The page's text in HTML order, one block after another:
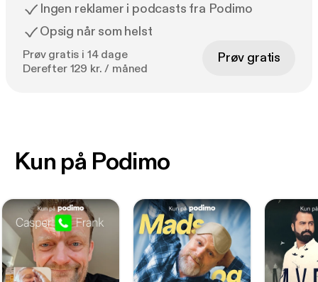
Ingen reklamer i podcasts fra Podimo
Opsig når som helst
Prøv gratis i 14 dage
Derefter 129 kr. / måned
Prøv gratis
Kun på Podimo